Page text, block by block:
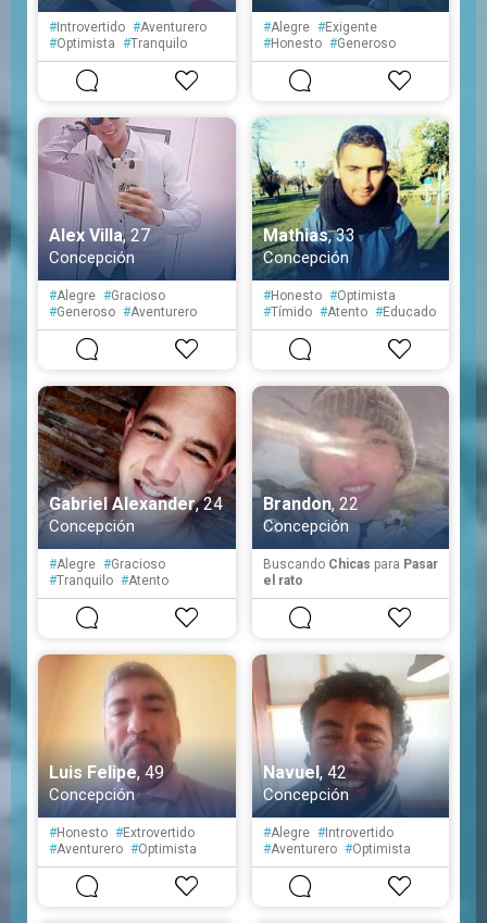
#Introvertido #Aventurero
#Optimista #Tranquilo
#Alegre #Exigente
#Honesto #Generoso
#Aventurero #Tranquilo
Reservado
Alex Villa, 27
Concepción
#Alegre #Gracioso
#Generoso #Aventurero
#Optimista #Tranquilo
Organizado
Mathias, 33
Concepción
#Honesto #Optimista
#Tímido #Atento #Educado
#Fiel #Cortés
Gabriel Alexander, 24
Concepción
#Alegre #Gracioso
#Tranquilo #Atento
#Seguro #Fiel #Cortés
Brandon, 22
Concepción
Buscando Chicas para Pasar
el rato
Luis Felipe, 49
Concepción
#Honesto #Extrovertido
#Aventurero #Optimista
#Organizado
Navuel, 42
Concepción
#Alegre #Introvertido
#Aventurero #Optimista
#Tranquilo #Solitario
Reservado